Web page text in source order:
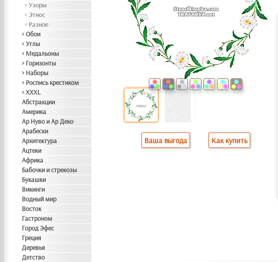
Узоры
Этнос
Разное
> Обои
> Углы
> Медальоны
> Горизонты
> Наборы
> Роспись крестиком
> XXXL
Абстракции
Америка
Ар Нуво и Ар Деко
Арабески
Архитектура
Ацтеки
Африка
Бабочки и стрекозы
Букашки
Викинги
Водный мир
Восток
Гастроном
Город Эфес
Греция
Деревья
Детство
Ваша выгода Как купить